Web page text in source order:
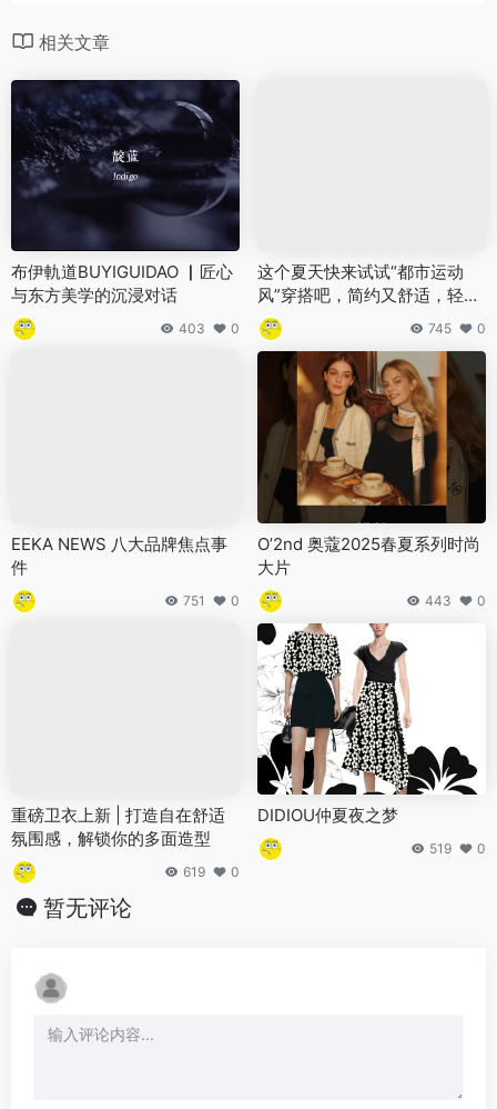
相关文章
布伊軌道BUYIGUIDAO ▏匠心
与东方美学的沉浸对话
403 0
这个夏天快来试试“都市运动
风”穿搭吧，简约又舒适，轻松
get满满活力！
745 0
EEKA NEWS 八大品牌焦点事
件
751 0
O’2nd 奥蔻2025春夏系列时尚
大片
443 0
重磅卫衣上新 | 打造自在舒适
氛围感，解锁你的多面造型
619 0
DIDIOU仲夏夜之梦
519 0
暂无评论